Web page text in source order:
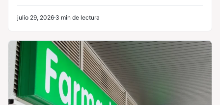
julio 29, 2026 3 min de lectura